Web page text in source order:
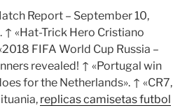
Report – September 10,
↑ «Hat-Trick Hero Cristiano
FIFA World Cup Russia –
revealed! ↑ «Portugal win
for the Netherlands». ↑ «CR7,
replicas camisetas futbol